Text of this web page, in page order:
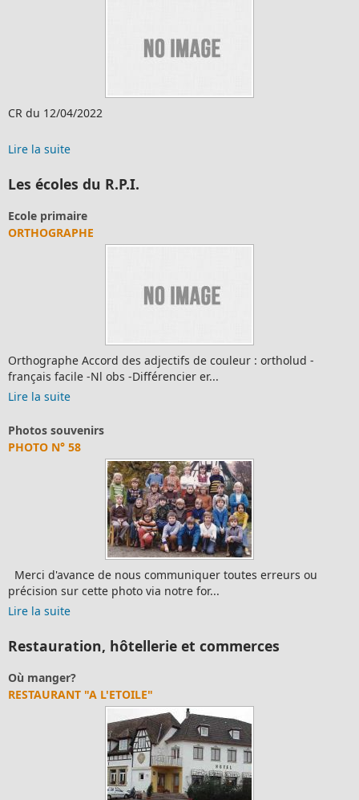
CR du 12/04/2022
Lire la suite
Les écoles du R.P.I.
Ecole primaire
ORTHOGRAPHE
Orthographe Accord des adjectifs de couleur : ortholud -
français facile -Nl obs -Différencier er...
Lire la suite
Photos souvenirs
PHOTO N° 58
Merci d'avance de nous communiquer toutes erreurs ou
précision sur cette photo via notre for...
Lire la suite
Restauration, hôtellerie et commerces
Où manger?
RESTAURANT "A L'ETOILE"